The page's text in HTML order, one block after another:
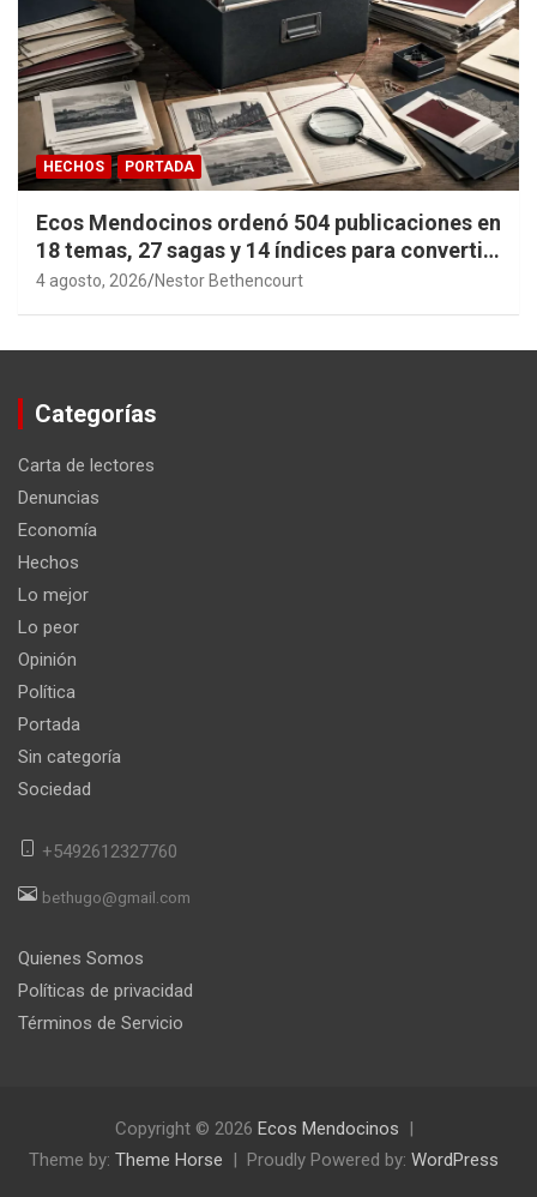
HECHOS PORTADA
Ecos Mendocinos ordenó 504 publicaciones en
18 temas, 27 sagas y 14 índices para convertir
años de investigación en memoria pública
4 agosto, 2026 Nestor Bethencourt
Categorías
Carta de lectores
Denuncias
Economía
Hechos
Lo mejor
Lo peor
Opinión
Política
Portada
Sin categoría
Sociedad
+5492612327760
bethugo@gmail.com
Quienes Somos
Políticas de privacidad
Términos de Servicio
Copyright © 2026 Ecos Mendocinos
Theme by: Theme Horse Proudly Powered by: WordPress